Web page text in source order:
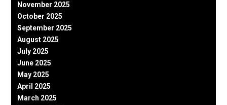
November 2025
October 2025
September 2025
August 2025
July 2025
June 2025
May 2025
April 2025
March 2025